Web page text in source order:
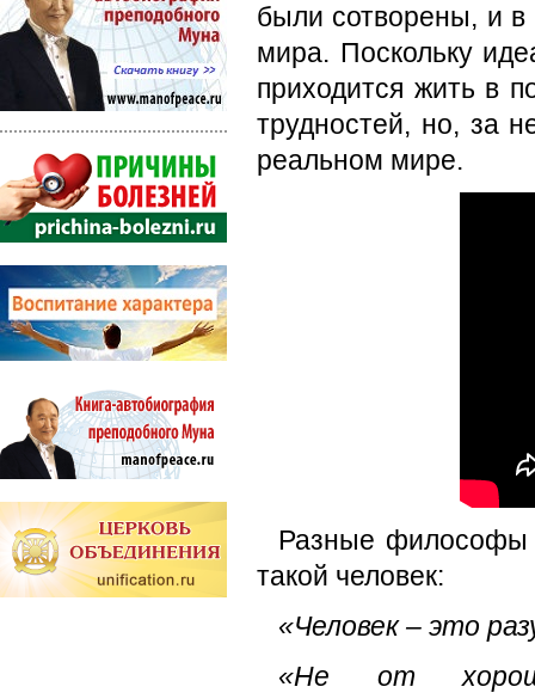
были сотворены, и
мира. Поскольку
приходится жить в
трудностей, но, за
реальном мире.
Разные философы
такой человек:
«Человек – это
«Не от